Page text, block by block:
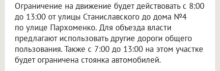
Ограничение на движение будет действовать с 8:00
до 13:00 от улицы Станиславского до дома №4
по улице Пархоменко. Для объезда власти
предлагают использовать другие дороги общего
пользования. Также с 7:00 до 13:00 на этом участке
будет ограничена стоянка автомобилей.